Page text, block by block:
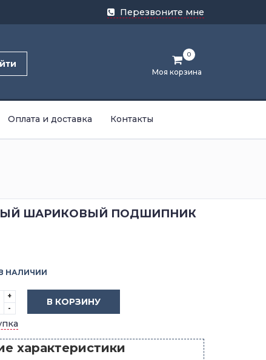
Перезвоните мне
Моя корзина
0
Оплата и доставка Контакты
ШАРИКОВЫЙ ПОДШИПНИК
НАЛИЧИИ
+
-
В КОРЗИНУ
характеристики